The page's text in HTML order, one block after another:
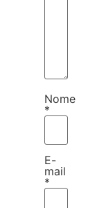
Nome
*
E-
mail
*